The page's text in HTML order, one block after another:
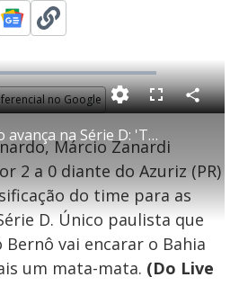
no Google
P
l
a
São Bernardo avança na Série D: 'Tudo dentro do planejado', diz técnico após classificação
F
l
s
c
e
n
C
o
i
l
Márcio Zanardi
2 a 0 diante do Azuriz (PR)
do time para as
D. Único paulista que
vai encarar o Bahia
um mata-mata. (Do Live